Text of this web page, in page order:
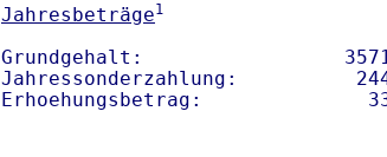
Jahresbeträge1
Grundgehalt:
Jahressonderzahlung: